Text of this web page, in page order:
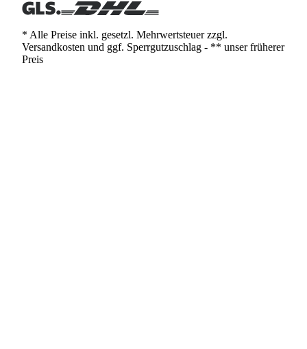
* Alle Preise inkl. gesetzl. Mehrwertsteuer zzgl.
Versandkosten und ggf. Sperrgutzuschlag - ** unser früherer
Preis